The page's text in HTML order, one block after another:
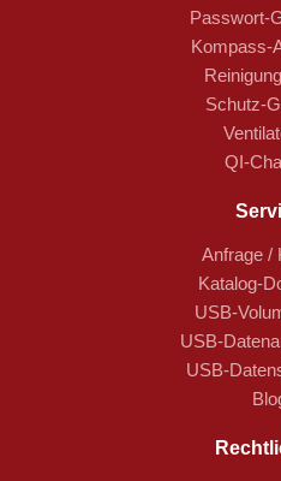
Passwort-
Kompass-
Schutz-
QI-
Anfrage /
Katalog-
USB-
USB-
USB-